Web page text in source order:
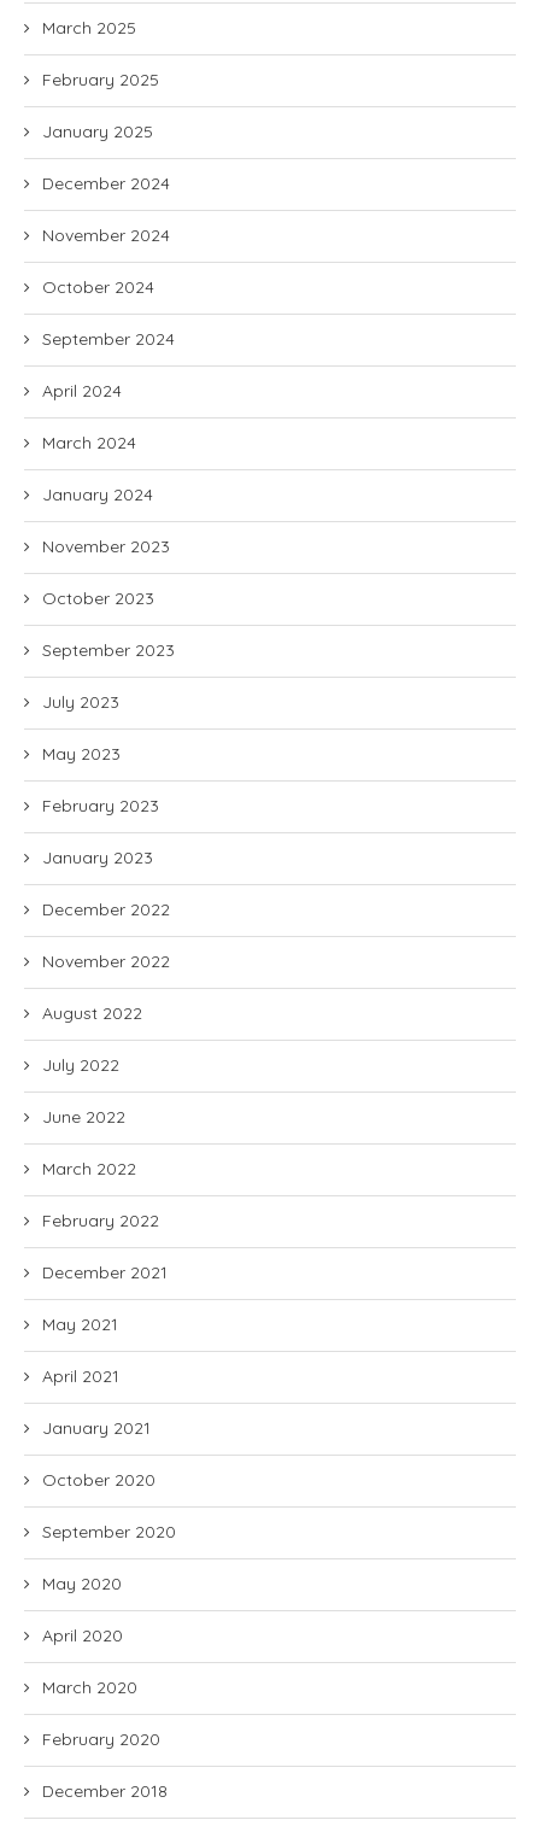
March 2025
February 2025
January 2025
December 2024
November 2024
October 2024
September 2024
April 2024
March 2024
January 2024
November 2023
October 2023
September 2023
July 2023
May 2023
February 2023
January 2023
December 2022
November 2022
August 2022
July 2022
June 2022
March 2022
February 2022
December 2021
May 2021
April 2021
January 2021
October 2020
September 2020
May 2020
April 2020
March 2020
February 2020
December 2018